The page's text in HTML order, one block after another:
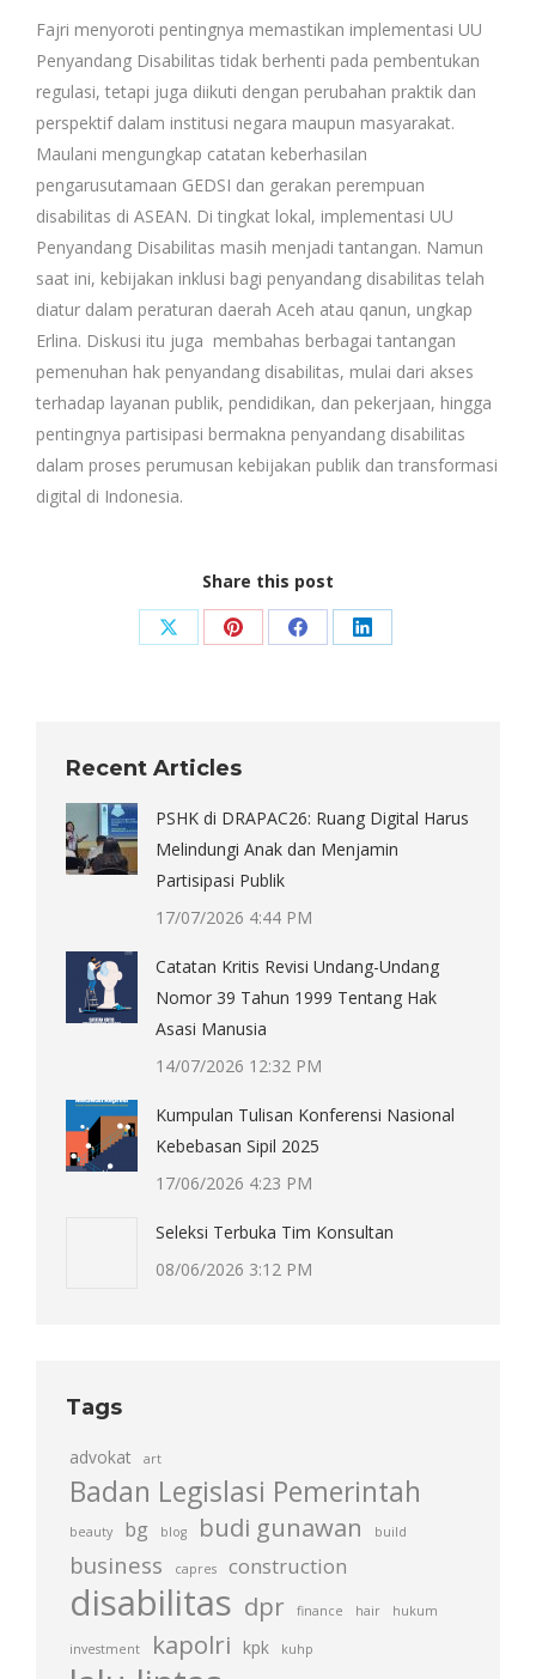
Fajri menyoroti pentingnya memastikan implementasi UU
Penyandang Disabilitas tidak berhenti pada pembentukan
regulasi, tetapi juga diikuti dengan perubahan praktik dan
perspektif dalam institusi negara maupun masyarakat.
Maulani mengungkap catatan keberhasilan
pengarusutamaan GEDSI dan gerakan perempuan
disabilitas di ASEAN. Di tingkat lokal, implementasi UU
Penyandang Disabilitas masih menjadi tantangan. Namun
saat ini, kebijakan inklusi bagi penyandang disabilitas telah
diatur dalam peraturan daerah Aceh atau qanun, ungkap
Erlina. Diskusi itu juga membahas berbagai tantangan
pemenuhan hak penyandang disabilitas, mulai dari akses
terhadap layanan publik, pendidikan, dan pekerjaan, hingga
pentingnya partisipasi bermakna penyandang disabilitas
dalam proses perumusan kebijakan publik dan transformasi
digital di Indonesia.
Share this post
Share Share Share Share
Recent Articles
PSHK di DRAPAC26: Ruang Digital Harus
Melindungi Anak dan Menjamin
Partisipasi Publik
17/07/2026 4:44 PM
Catatan Kritis Revisi Undang-Undang
Nomor 39 Tahun 1999 Tentang Hak
Asasi Manusia
14/07/2026 12:32 PM
Kumpulan Tulisan Konferensi Nasional
Kebebasan Sipil 2025
17/06/2026 4:23 PM
Seleksi Terbuka Tim Konsultan
08/06/2026 3:12 PM
Tags
advokat art
Badan Legislasi Pemerintah
beauty bg blog budi gunawan build
business capres construction
disabilitas dpr finance hair hukum
investment kapolri kpk kuhp